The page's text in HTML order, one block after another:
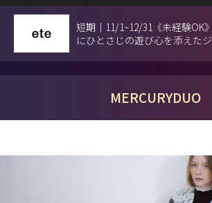
短期｜11/1~12/31《未経験OK
にひとさじの遊び心を添えた
MERCURYDUO